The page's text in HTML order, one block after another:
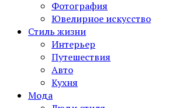
Фотография
Ювелирное искусство
Стиль жизни
Интерьер
Путешествия
Авто
Кухня
Мода